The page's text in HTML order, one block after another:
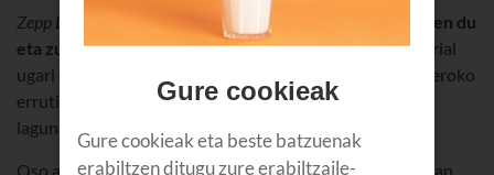
Zepp Life
zure jarduera erregistratzen du, loa aztertzen du
eta zure entrenamenduak ebaluatzen ditu. Bideo tutorial
ugari eskaintzen dizkizu, motibazioari eusteko eta eguneroko
errutina osasuntsuago eta atseginago bat sortzen
laguntzeko.
Oso aplikazio intuitiboa da, etaiOSedoAndroid
gailuetan
Gure cookieak
Gure cookieak eta beste batzuenak
erabiltzen ditugu zure erabiltzaile-